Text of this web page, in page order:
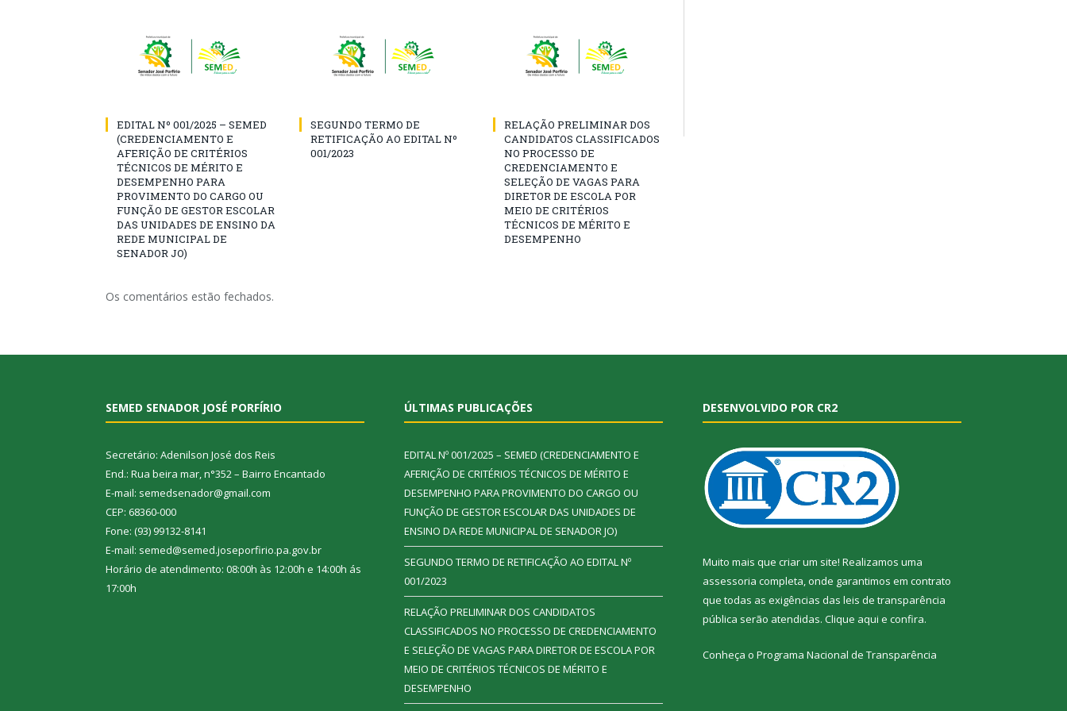
EDITAL Nº 001/2025 – SEMED
(CREDENCIAMENTO E
AFERIÇÃO DE CRITÉRIOS
TÉCNICOS DE MÉRITO E
DESEMPENHO PARA
PROVIMENTO DO CARGO OU
FUNÇÃO DE GESTOR ESCOLAR
DAS UNIDADES DE ENSINO DA
REDE MUNICIPAL DE
SENADOR JO)
SEGUNDO TERMO DE
RETIFICAÇÃO AO EDITAL Nº
001/2023
RELAÇÃO PRELIMINAR DOS
CANDIDATOS CLASSIFICADOS
NO PROCESSO DE
CREDENCIAMENTO E
SELEÇÃO DE VAGAS PARA
DIRETOR DE ESCOLA POR
MEIO DE CRITÉRIOS
TÉCNICOS DE MÉRITO E
DESEMPENHO
Os comentários estão fechados.
SEMED SENADOR JOSÉ PORFÍRIO
Secretário: Adenilson José dos Reis
End.: Rua beira mar, n°352 – Bairro Encantado
E-mail: semedsenador@gmail.com
CEP: 68360-000
Fone: (93) 99132-8141
E-mail: semed@semed.joseporfirio.pa.gov.br
Horário de atendimento: 08:00h às 12:00h e 14:00h ás
17:00h
ÚLTIMAS PUBLICAÇÕES
EDITAL Nº 001/2025 – SEMED (CREDENCIAMENTO E
AFERIÇÃO DE CRITÉRIOS TÉCNICOS DE MÉRITO E
DESEMPENHO PARA PROVIMENTO DO CARGO OU
FUNÇÃO DE GESTOR ESCOLAR DAS UNIDADES DE
ENSINO DA REDE MUNICIPAL DE SENADOR JO)
SEGUNDO TERMO DE RETIFICAÇÃO AO EDITAL Nº
001/2023
RELAÇÃO PRELIMINAR DOS CANDIDATOS
CLASSIFICADOS NO PROCESSO DE CREDENCIAMENTO
E SELEÇÃO DE VAGAS PARA DIRETOR DE ESCOLA POR
MEIO DE CRITÉRIOS TÉCNICOS DE MÉRITO E
DESEMPENHO
DESENVOLVIDO POR CR2
Muito mais que criar um site! Realizamos uma
assessoria completa, onde garantimos em contrato
que todas as exigências das leis de transparência
pública serão atendidas. Clique aqui e confira.
Conheça o Programa Nacional de Transparência